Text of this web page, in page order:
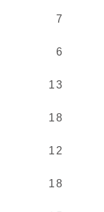
7
6
13
18
12
18